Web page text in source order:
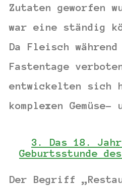
Zutaten geworfen
war eine ständig
Da Fleisch
Fastentage
entwickelten sich
komplexen Gemüse-
3. Das 18.
Geburtsstunde
Der Begriff